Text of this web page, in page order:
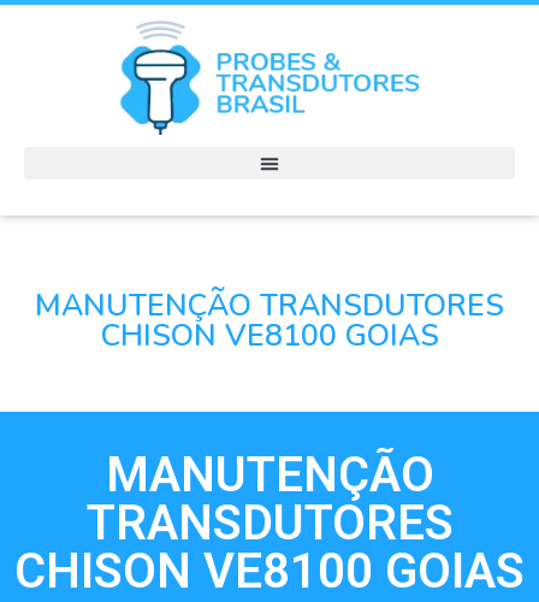
MANUTENÇÃO TRANSDUTORES
CHISON VE8100 GOIAS
MANUTENÇÃO
TRANSDUTORES
CHISON VE8100 GOIAS